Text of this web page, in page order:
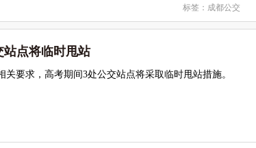
标签： 成都公交
站点将临时甩站
要求，高考期间3处公交站点将采取临时甩站措施。